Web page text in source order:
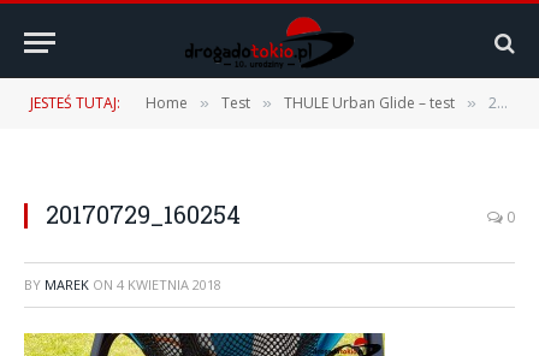
JESTEŚ TUTAJ: Home » Test » THULE Urban Glide – test » 20170729_160254
20170729_160254 0
BY MAREK ON 4 KWIETNIA 2018